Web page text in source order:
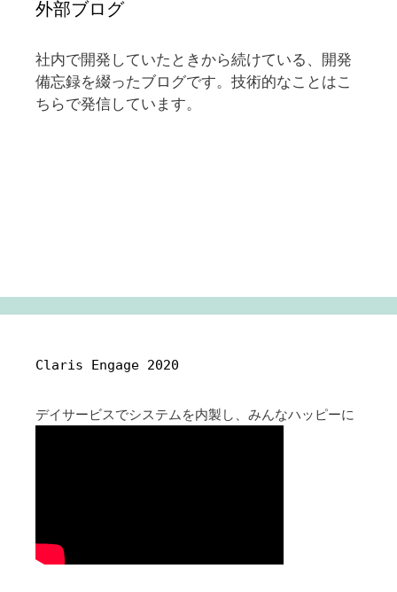
外部ブログ
社内で開発していたときから続けている、開発
備忘録を綴ったブログです。技術的なことはこ
ちらで発信しています。
Claris Engage 2020
デイサービスでシステムを内製し、みんなハッピーに